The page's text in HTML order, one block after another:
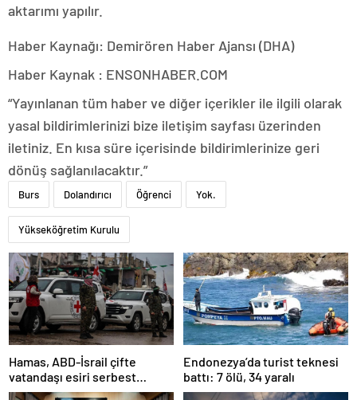
aktarımı yapılır.
Haber Kaynağı: Demirören Haber Ajansı (DHA)
Haber Kaynak : ENSONHABER.COM
“Yayınlanan tüm haber ve diğer içerikler ile ilgili olarak
yasal bildirimlerinizi bize iletişim sayfası üzerinden
iletiniz. En kısa süre içerisinde bildirimlerinize geri
dönüş sağlanılacaktır.”
Burs Dolandırıcı Öğrenci Yok.
Yükseköğretim Kurulu
Hamas, ABD-İsrail çifte
vatandaşı esiri serbest
bırakacağını duyurdu
Endonezya’da turist teknesi
battı: 7 ölü, 34 yaralı